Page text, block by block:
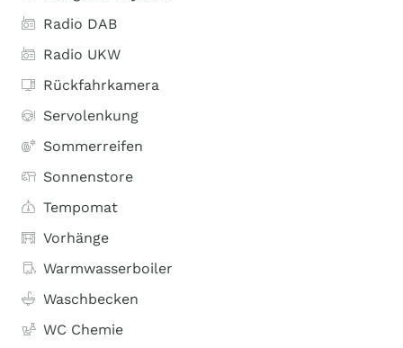
Radio DAB
Radio UKW
Rückfahrkamera
Servolenkung
Sommerreifen
Sonnenstore
Tempomat
Vorhänge
Warmwasserboiler
Waschbecken
WC Chemie